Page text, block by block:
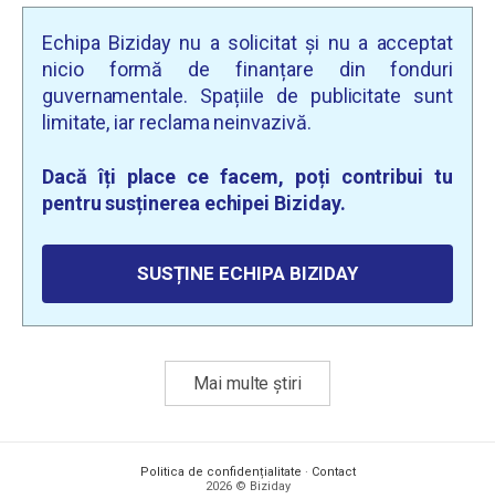
Echipa Biziday nu a solicitat și nu a acceptat
nicio formă de finanțare din fonduri
guvernamentale. Spațiile de publicitate sunt
limitate, iar reclama neinvazivă.
Dacă îți place ce facem, poți contribui tu
pentru susținerea echipei Biziday.
SUSȚINE ECHIPA BIZIDAY
Mai multe știri
Politica de confidențialitate · Contact
2026 © Biziday